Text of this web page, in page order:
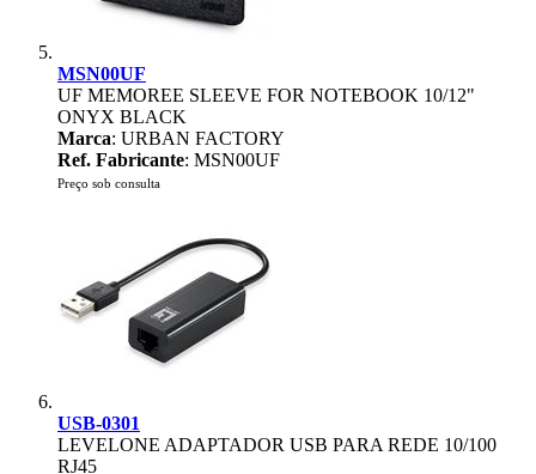
MSN00UF
UF MEMOREE SLEEVE FOR NOTEBOOK 10/12"
ONYX BLACK
Marca: URBAN FACTORY
Ref. Fabricante: MSN00UF
Preço sob consulta
USB-0301
LEVELONE ADAPTADOR USB PARA REDE 10/100
RJ45